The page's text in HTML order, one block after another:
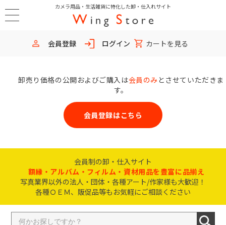
カメラ用品・生活雑貨に特化した卸・仕入れサイト
会員登録 ログイン カートを見る
卸売り価格の公開およびご購入は会員のみ とさせていただきま
す。
会員登録はこちら
会員制の卸・仕入サイト
額縁・アルバム・フィルム・資材用品を豊富に品揃え
写真業界以外の法人・団体・各種アート/作家様も大歓迎！
各種ＯＥＭ、販促品等もお気軽にご相談ください